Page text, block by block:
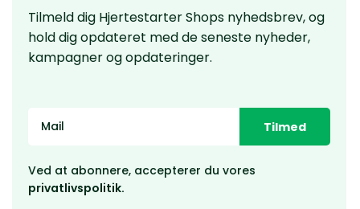
Tilmeld dig Hjertestarter Shops nyhedsbrev, og
hold dig opdateret med de seneste nyheder,
kampagner og opdateringer.
Tilmed
Ved at abonnere, accepterer du vores
privatlivspolitik.